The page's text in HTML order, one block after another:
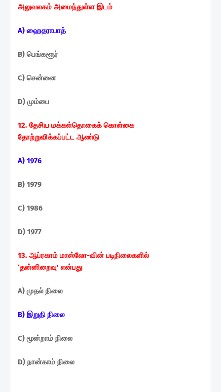
அலுவலகம் அமைந்துள்ள இடம்
A) ஹைதராபாத்
B) பெங்களூர்
C) சென்னை
D) மும்பை
12. தேசிய மக்கள்தொகைக் கொள்கை
தோற்றுவிக்கப்பட்ட ஆண்டு
A) 1976
B) 1979
C) 1986
D) 1977
13. ஆப்ரகாம் மாஸ்லோ-வின் படிநிலைகளில்
‘தன்னிறைவு' என்பது
A) முதல் நிலை
B) இறுதி நிலை
C) மூன்றாம் நிலை
D) நான்காம் நிலை